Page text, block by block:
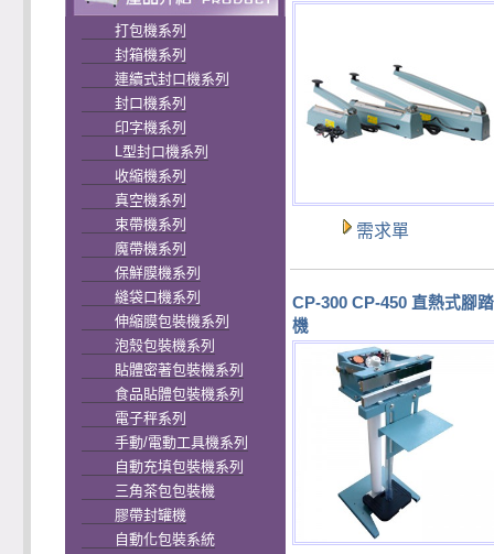
打包機系列
封箱機系列
連續式封口機系列
封口機系列
印字機系列
L型封口機系列
收縮機系列
真空機系列
束帶機系列
魔帶機系列
保鮮膜機系列
縫袋口機系列
伸縮膜包裝機系列
泡殼包裝機系列
貼體密著包裝機系列
食品貼體包裝機系列
電子秤系列
手動/電動工具機系列
自動充填包裝機系列
三角茶包包裝機
膠帶封罐機
自動化包裝系統
需求單
CP-300 CP-450 直熱式腳
機